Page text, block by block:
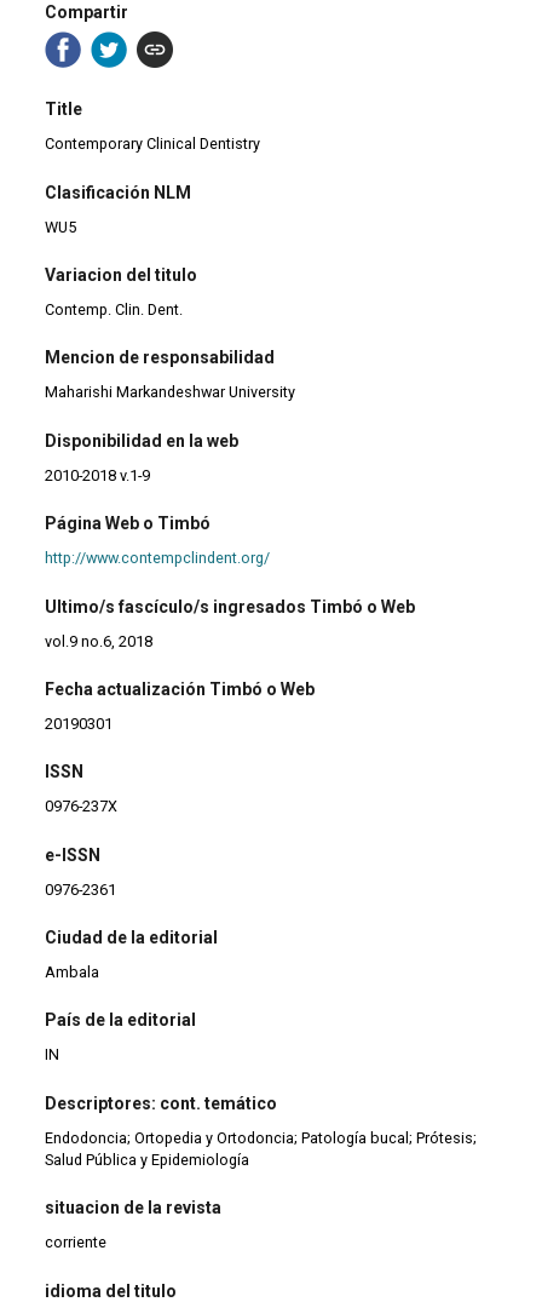
Compartir
Title
Contemporary Clinical Dentistry
Clasificación NLM
WU5
Variacion del titulo
Contemp. Clin. Dent.
Mencion de responsabilidad
Maharishi Markandeshwar University
Disponibilidad en la web
2010-2018 v.1-9
Página Web o Timbó
http://www.contempclindent.org/
Ultimo/s fascículo/s ingresados Timbó o Web
vol.9 no.6, 2018
Fecha actualización Timbó o Web
20190301
ISSN
0976-237X
e-ISSN
0976-2361
Ciudad de la editorial
Ambala
País de la editorial
IN
Descriptores: cont. temático
Endodoncia; Ortopedia y Ortodoncia; Patología bucal; Prótesis;
Salud Pública y Epidemiología
situacion de la revista
corriente
idioma del titulo